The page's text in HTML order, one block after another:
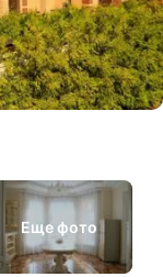
Еще фото